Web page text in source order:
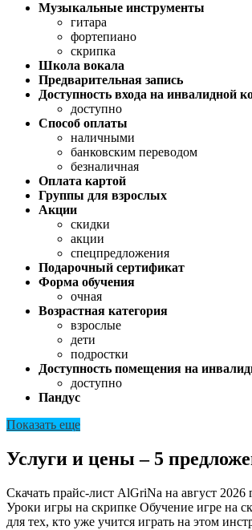
Музыкальные инструменты
гитара
фортепиано
скрипка
Школа вокала
Предварительная запись
Доступность входа на инвалидной
доступно
Способ оплаты
наличными
банковским переводом
безналичная
Оплата картой
Группы для взрослых
Акции
скидки
акции
спецпредложения
Подарочный сертификат
Форма обучения
очная
Возрастная категория
взрослые
дети
подростки
Доступность помещения на
доступно
Пандус
Показать еще
Услуги и цены – 5
Скачать прайс-лист AlGriNa на август 2026
Уроки игры на скрипке Обучение игре на
для тех, кто уже учится играть на этом